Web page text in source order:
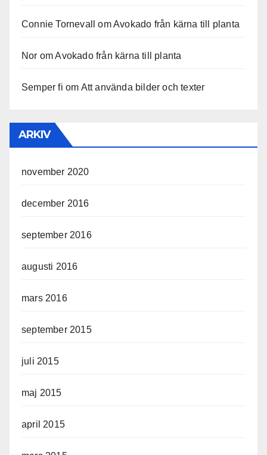
Connie Tornevall omAvokado från kärna till planta
Nor omAvokado från kärna till planta
Semper fi om Att använda bilder och texter
ARKIV
november 2020
december 2016
september 2016
augusti 2016
mars 2016
september 2015
juli 2015
maj 2015
april 2015